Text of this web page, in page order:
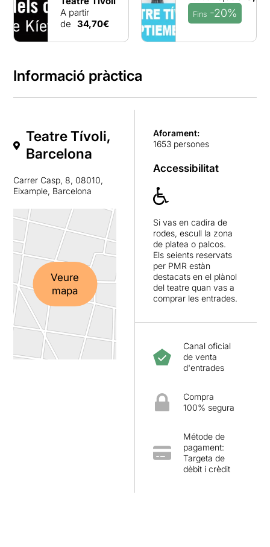
motius vegetals en color daurat, així com
les butaques, cortines i moqueta d’un
vermell intens que avisen del què es viurà
allà dins. Tot el que passa al Teatre Tívoli,
A partir
de 34,70€
Fins -20%
Informació pràctica
Teatre Tívoli,
Barcelona
Carrer Casp, 8, 08010,
Eixample, Barcelona
Veure
mapa
Aforament:
1653 persones
Accessibilitat
Si vas en cadira de
rodes, escull la zona
de platea o palcos.
Els seients reservats
per PMR estàn
destacats en el plànol
del teatre quan vas a
comprar les entrades.
Canal oficial
de venta
d'entrades
Compra
100% segura
Métode de
pagament:
Targeta de
dèbit i crèdit